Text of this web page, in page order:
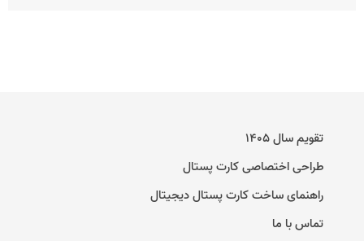
تقویم سال ۱۴۰۵
طراحی اختصاصی کارت پستال
راهنمای ساخت کارت پستال دیجیتال
تماس با ما